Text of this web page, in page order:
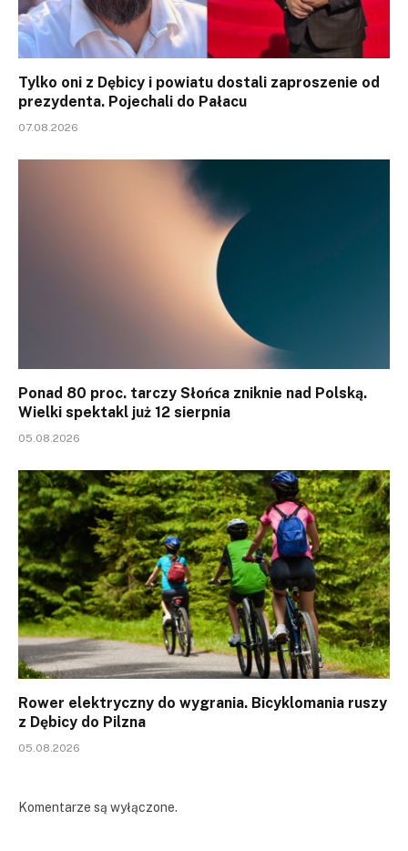
Tylko oni z Dębicy i powiatu dostali zaproszenie od
prezydenta. Pojechali do Pałacu
07.08.2026
Ponad 80 proc. tarczy Słońca zniknie nad Polską.
Wielki spektakl już 12 sierpnia
05.08.2026
Rower elektryczny do wygrania. Bicyklomania ruszy
z Dębicy do Pilzna
05.08.2026
Komentarze są wyłączone.